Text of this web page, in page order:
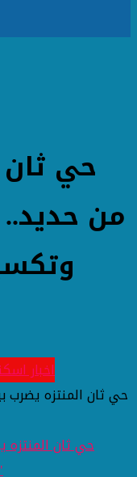
حي ثان
من حديد..
اخبار
حي ثان المنتزه يضرب